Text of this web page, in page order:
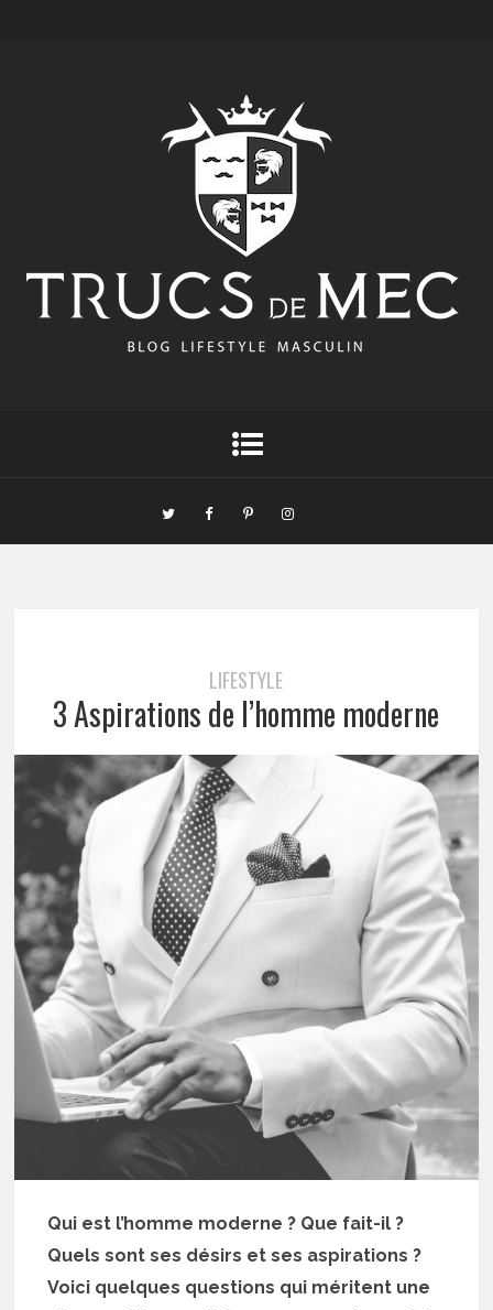
LIFESTYLE
3 Aspirations de l’homme moderne
Qui est l’homme moderne ? Que fait-il ?
Quels sont ses désirs et ses aspirations ?
Voici quelques questions qui méritent une